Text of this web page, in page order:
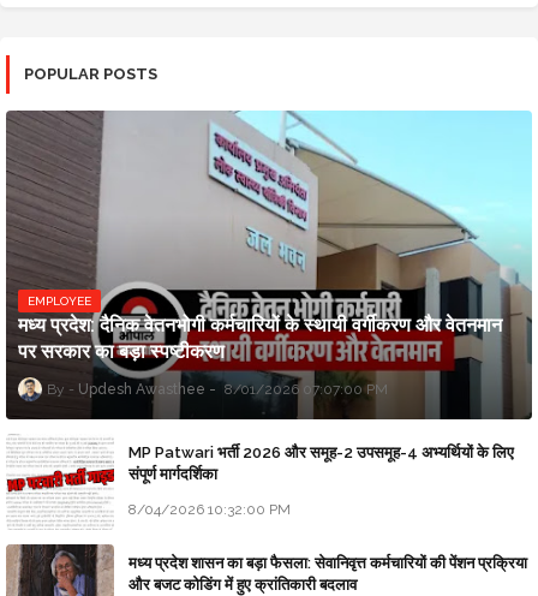
POPULAR POSTS
EMPLOYEE
मध्य प्रदेश: दैनिक वेतनभोगी कर्मचारियों के स्थायी वर्गीकरण और वेतनमान
पर सरकार का बड़ा स्पष्टीकरण
Updesh Awasthee 8/01/2026 07:07:00 PM
MP Patwari भर्ती 2026 और समूह-2 उपसमूह-4 अभ्यर्थियों के लिए
संपूर्ण मार्गदर्शिका
8/04/2026 10:32:00 PM
मध्य प्रदेश शासन का बड़ा फैसला: सेवानिवृत्त कर्मचारियों की पेंशन प्रक्रिया
और बजट कोडिंग में हुए क्रांतिकारी बदलाव